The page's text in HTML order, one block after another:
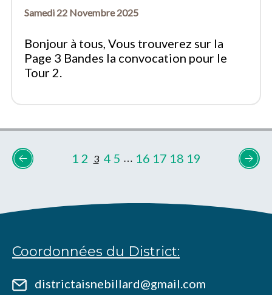
Samedi 22 Novembre 2025
Bonjour à tous, Vous trouverez sur la
Page 3 Bandes la convocation pour le
Tour 2.
1 2 3 4 5 … 16 17 18 19
Coordonnées du District:
districtaisnebillard@gmail.com